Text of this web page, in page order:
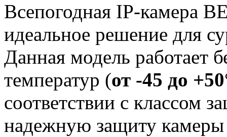
Всепогодная IP-камера
идеальное решение для
Данная модель работает
температур (от -45 до
соответствии с классом
надежную защиту